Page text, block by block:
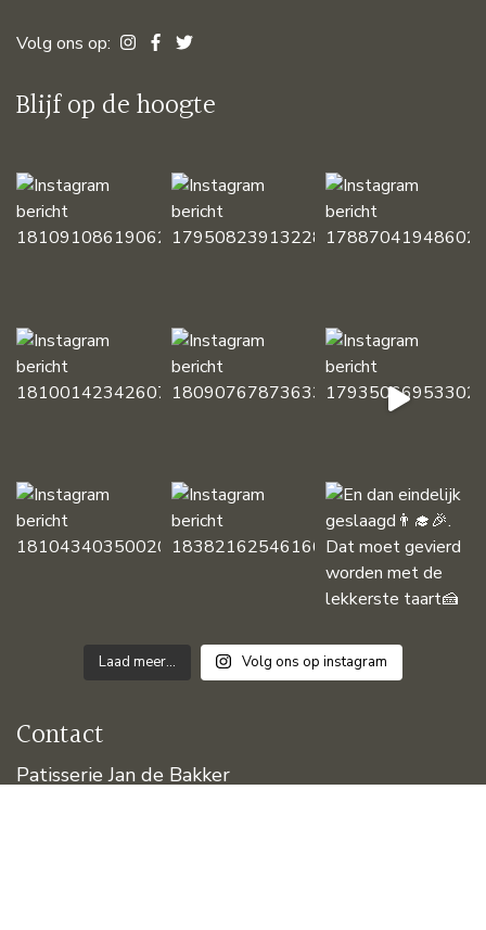
Volg ons op:
Blijf op de hoogte
Laad meer... Volg ons op instagram
Contact
Patisserie Jan de Bakker